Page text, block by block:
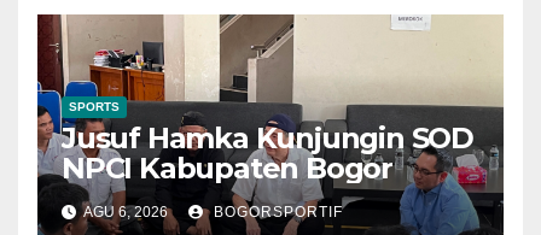
SPORTS
Jusuf Hamka Kunjungin SOD
NPCI Kabupaten Bogor
AGU 6, 2026 BOGORSPORTIF